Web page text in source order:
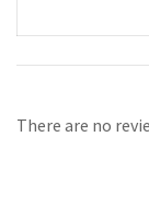
There are no